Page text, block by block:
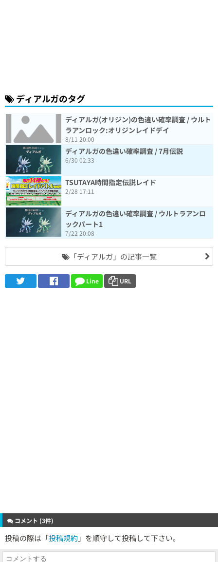
ディアルガのタグ
ディアルガ(オリジン)の色違い確率調査 / ウルト
ラアンロック:オリジンレイドデイ
8/11 20:00
ディアルガの色違い確率調査 / 7月伝説
6/30 02:33
TSUTAYA時間指定伝説レイド
2/28 17:11
ディアルガの色違い確率調査 / ウルトラアンロ
ックパート1
7/22 20:08
「ディアルガ」の記事一覧
Line URL
コメント (3件)
投稿の際は「投稿規約 」を順守して投稿して下さい。